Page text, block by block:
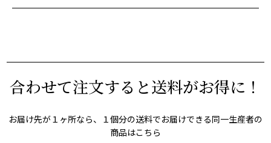
合わせて注文すると送料がお得に！
お届け先が１ヶ所なら、１個分の送料でお届けできる同一生産者の
商品はこちら